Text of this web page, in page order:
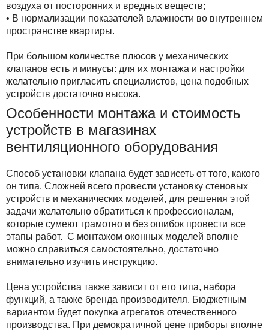
воздуха от посторонних и вредных веществ;
• В нормализации показателей влажности во внутреннем
пространстве квартиры.
При большом количестве плюсов у механических
клапанов есть и минусы: для их монтажа и настройки
желательно пригласить специалистов, цена подобных
устройств достаточно высока.
Особенности монтажа и стоимость
устройств в магазинах
вентиляционного оборудования
Способ установки клапана будет зависеть от того, какого
он типа. Сложней всего провести установку стеновых
устройств и механических моделей, для решения этой
задачи желательно обратиться к профессионалам,
которые сумеют грамотно и без ошибок провести все
этапы работ. С монтажом оконных моделей вполне
можно справиться самостоятельно, достаточно
внимательно изучить инструкцию.
Цена устройства также зависит от его типа, набора
функций, а также бренда производителя. Бюджетным
вариантом будет покупка агрегатов отечественного
производства. При демократичной цене приборы вполне